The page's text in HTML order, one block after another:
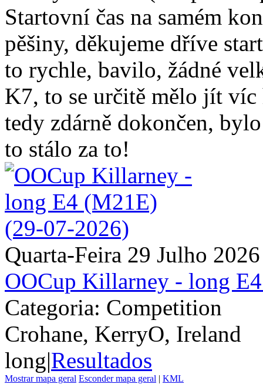
Startovní čas na samém
pěšiny, děkujeme dříve
to rychle, bavilo, žádné
K7, to se určitě mělo jít víc
tedy zdárně dokončen,
to stálo za to!
Quarta-Feira 29 Julho 2026
OOCup Killarney - long
Categoria: Competition
Crohane, KerryO, Ireland
long|Resultados
Mostrar mapa geral Esconder mapa geral | KML